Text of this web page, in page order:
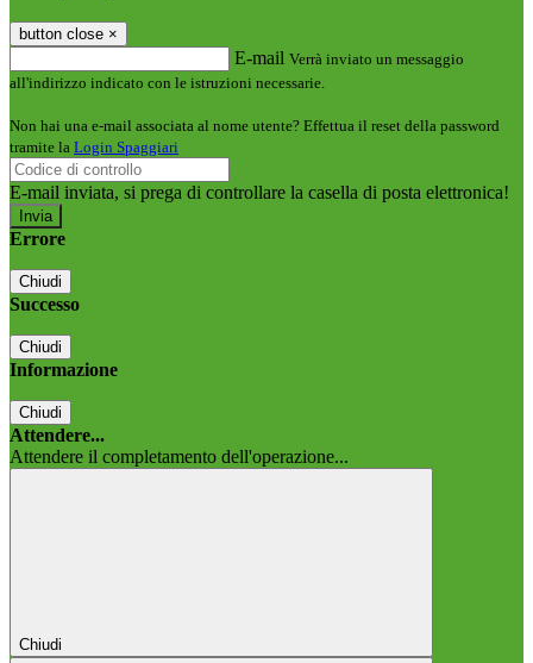
button close ×
E-mail Verrà inviato un messaggio
all'indirizzo indicato con le istruzioni necessarie.
Non hai una e-mail associata al nome utente? Effettua il reset della password
tramite la Login Spaggiari
E-mail inviata, si prega di controllare la casella di posta elettronica!
Errore
Chiudi
Successo
Chiudi
Informazione
Chiudi
Attendere...
Attendere il completamento dell'operazione...
Chiudi